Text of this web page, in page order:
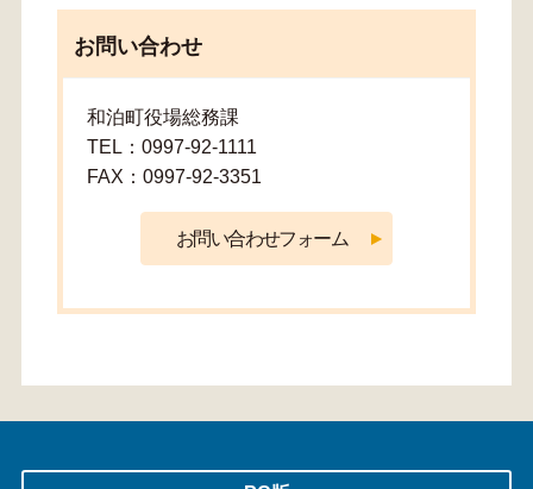
お問い合わせ
和泊町役場総務課
TEL：0997-92-1111
FAX：0997-92-3351